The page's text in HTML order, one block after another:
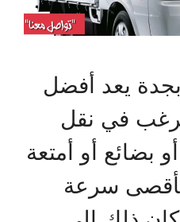
يعد أفضل
في نقل
أو أمتعة
سرعة